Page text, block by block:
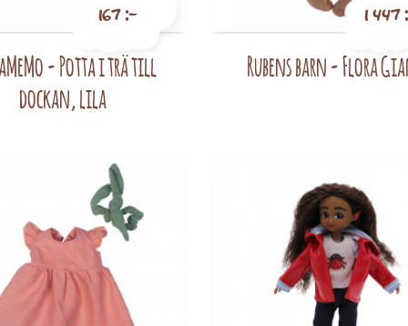
Pris
167 :-
- Potta i trä till
dockan, lila
Pris
1 447
Rubens barn - Flora